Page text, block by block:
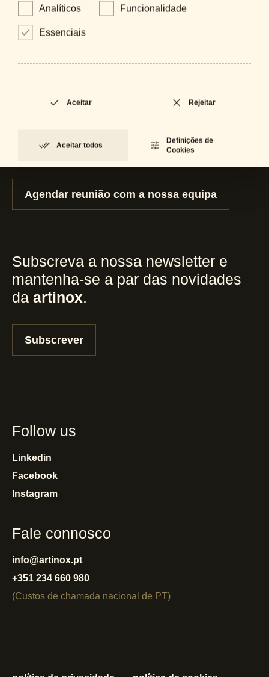
projetos
bespoke
É um profissional e precisa de
consultoria e suporte?
Agendar reunião com a nossa equipa
Subscreva a nossa newsletter e
mantenha-se a par das novidades
da artinox.
Subscrever
Follow us
Linkedin
Facebook
Instagram
Fale connosco
info@artinox.pt
+351 234 660 980
(Custos de chamada nacional de PT)
Analíticos Funcionalidade
Essenciais
Aceitar Rejeitar
Aceitar todos
Definições de
Cookies